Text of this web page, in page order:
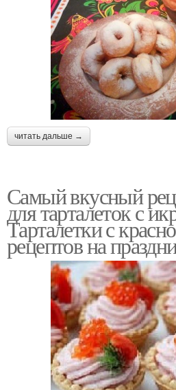
читать дальше →
Самый вкусный
для тарталеток с
Тарталетки с
рецептов на